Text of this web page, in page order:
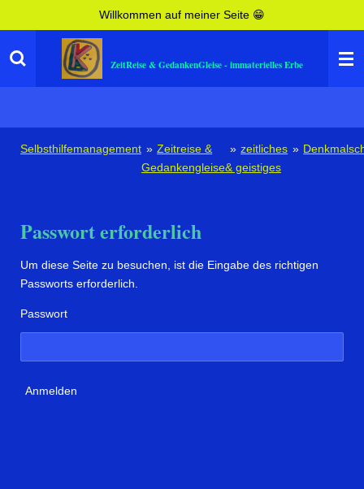
springen
ZeitReise & GedankenGleise - immaterielles Erbe
Willkommen auf meiner Seite 😁
Selbsthilfemanagement » Zeitreise &
Gedankengleise
» zeitliches
& geistiges
»
Passwort erforderlich
Um diese Seite zu besuchen, ist die Eingabe des richtigen
Passworts erforderlich.
Passwort
Anmelden